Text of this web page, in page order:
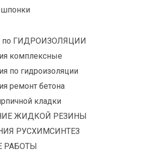
по ГИДРОИЗОЛЯЦИИ
комплексные
по гидроизоляции
ремонт бетона
кладки
ЖИДКОЙ РЕЗИНЫ
РУСХИМСИНТЕЗ
РАБОТЫ